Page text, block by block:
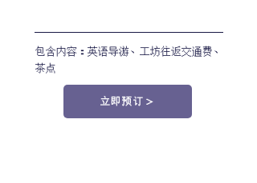
包含内容：英语导游、工坊往返交通费、
茶点
立即预订＞